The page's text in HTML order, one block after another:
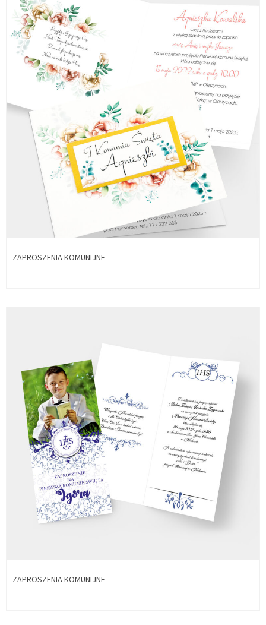
ZAPROSZENIA KOMUNIJNE
ZAPROSZENIA KOMUNIJNE